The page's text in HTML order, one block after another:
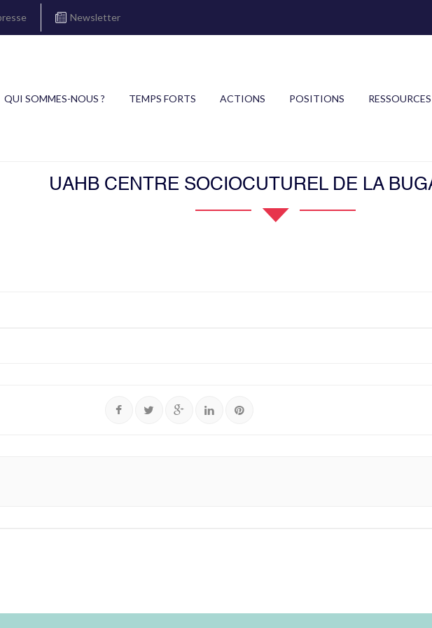
Newsletter
QUI SOMMES-NOUS ? TEMPS FORTS ACTIONS POSITIONS RESSOURCES
UAHB CENTRE SOCIOCUTUREL DE LA